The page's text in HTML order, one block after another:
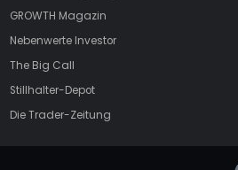
GROWTH Magazin
Nebenwerte Investor
The Big Call
Stillhalter-Depot
Die Trader-Zeitung